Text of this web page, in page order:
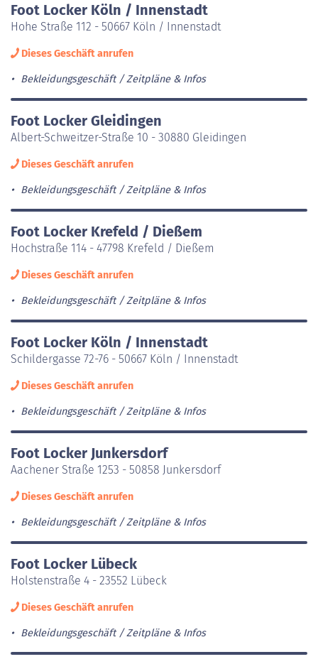
Foot Locker Köln / Innenstadt
Hohe Straße 112 - 50667 Köln / Innenstadt
Dieses Geschäft anrufen
Bekleidungsgeschäft Zeitpläne & Infos
Foot Locker Gleidingen
Albert-Schweitzer-Straße 10 - 30880 Gleidingen
Dieses Geschäft anrufen
Bekleidungsgeschäft Zeitpläne & Infos
Foot Locker Krefeld / Dießem
Hochstraße 114 - 47798 Krefeld / Dießem
Dieses Geschäft anrufen
Bekleidungsgeschäft Zeitpläne & Infos
Foot Locker Köln / Innenstadt
Schildergasse 72-76 - 50667 Köln / Innenstadt
Dieses Geschäft anrufen
Bekleidungsgeschäft Zeitpläne & Infos
Foot Locker Junkersdorf
Aachener Straße 1253 - 50858 Junkersdorf
Dieses Geschäft anrufen
Bekleidungsgeschäft Zeitpläne & Infos
Foot Locker Lübeck
Holstenstraße 4 - 23552 Lübeck
Dieses Geschäft anrufen
Bekleidungsgeschäft Zeitpläne & Infos